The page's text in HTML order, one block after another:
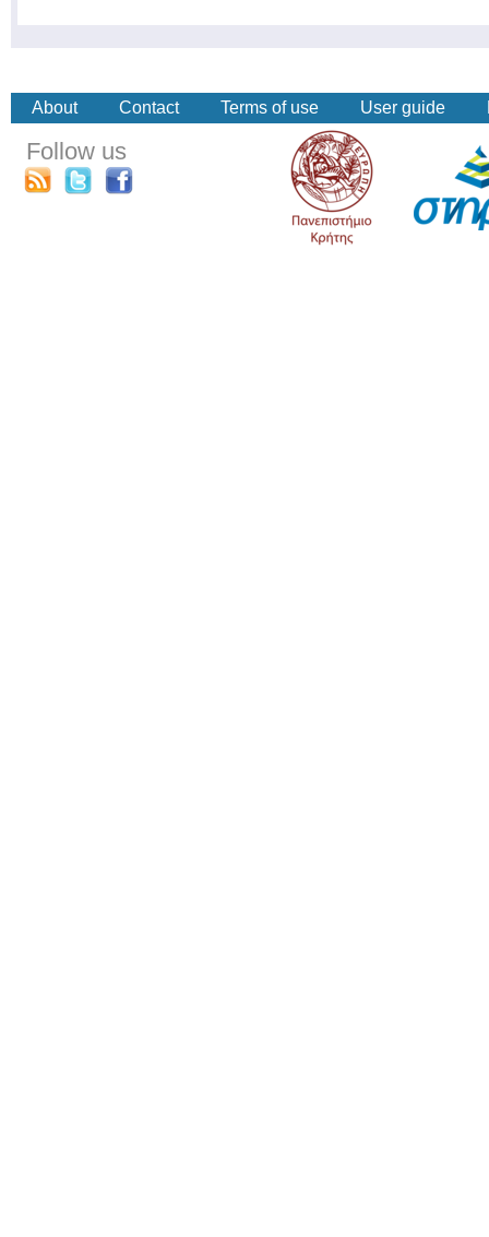
About Contact Terms of use User guide
Follow us